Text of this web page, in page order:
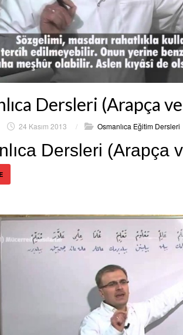
Dersleri (Arapça
24 Kasım 2013 / Osmanlıca Eğitim Dersleri
Dersleri (Arapça